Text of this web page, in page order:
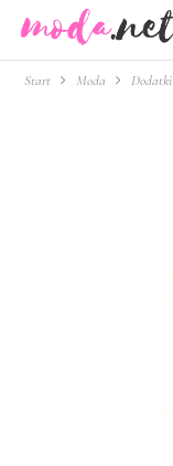
Start Moda Dodatki